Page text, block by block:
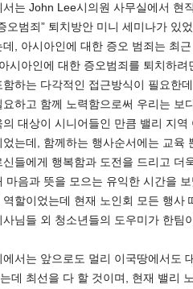
서는 John Lee시의원 사무실에서 현
오범죄” 퇴치방안 미니 세미나가 있
데, 아시아인에 대한 증오 범죄는 최
시아인에 대한 증오범죄를 퇴치하
하는 다각적인 접근방식이 필요한
하고 함께 노력함으로써 우리는 보
대상이 시니어들인 만큼 밸리 지
는데, 함께하는 행사순서에는 교육
들에게 행복함과 도전을 드리고 더
마음과 뜻을 모으는 유익한 시간을
할이었는데 현재 노인회 모든 행사
님들 외 청소년들의 도우미가 한팀
서는 앞으로도 멀리 이국땅에서도
데 최선을 다 할 것이며, 현재 밸리